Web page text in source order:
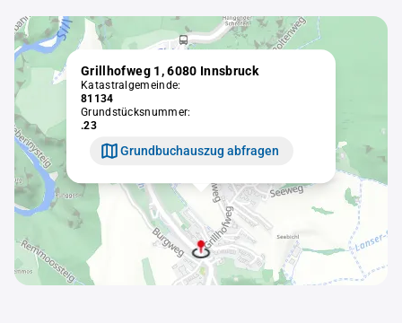
Grillhofweg 1, 6080 Innsbruck
Katastralgemeinde:
81134
Grundstücksnummer:
.23
Grundbuchauszug abfragen